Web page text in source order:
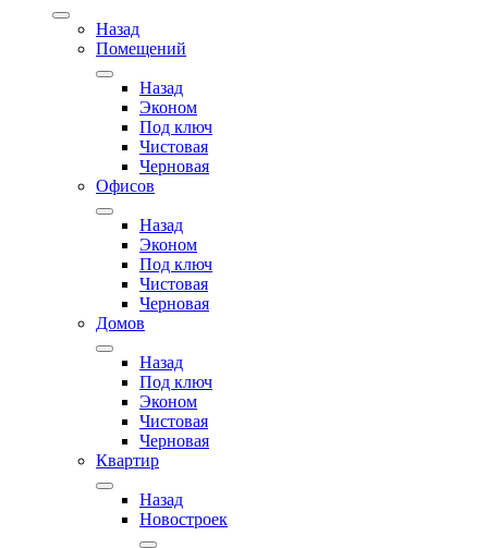
Назад
Помещений
Назад
Эконом
Под ключ
Чистовая
Черновая
Офисов
Назад
Эконом
Под ключ
Чистовая
Черновая
Домов
Назад
Под ключ
Эконом
Чистовая
Черновая
Квартир
Назад
Новостроек